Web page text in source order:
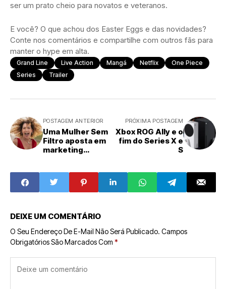
ser um prato cheio para novatos e veteranos.
E você? O que achou dos Easter Eggs e das novidades?
Conte nos comentários e compartilhe com outros fãs para
manter o hype em alta.
Grand Line Live Action Mangá Netflix
One Piece
Series
Trailer
POSTAGEM ANTERIOR
Uma Mulher Sem
Filtro aposta em
marketing
PRÓXIMA POSTAGEM
Xbox ROG Ally e o
fim do Series X e
S
DEIXE UM COMENTÁRIO
O Seu Endereço De E-Mail Não Será Publicado. Campos
Obrigatórios São Marcados Com *